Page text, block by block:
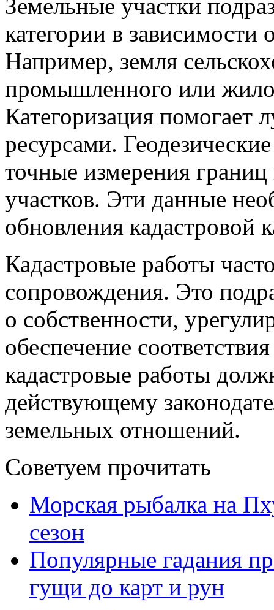
Земельные участки
категории в зависимости
Например, земля
промышленного или
Категоризация помогает
ресурсами.
точные измерения
участков. Эти данные
обновления кадастровой
Кадастровые работы
сопровождения. Это
о собственности,
обеспечение
кадастровые работы
действующему
земельных отношений.
Советуем прочитать
Морская рыбалка на
сезон
Популярные гадания
гущи до карт и рун